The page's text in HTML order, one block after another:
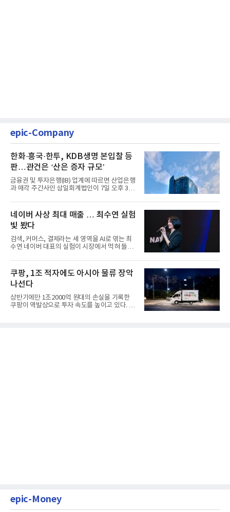
epic-Company
한화·흥국·한투, KDB생명 본입찰 등
판…관건은 ‘산은 증자 규모’
금융권 및 투자은행(IB) 업계에 따르면 산업은행
과 매각 주간사인 삼일회계법인이 7일 오후 3시
네이버 사상 최대 매출 … 최수연 실험
빛 봤다
검색, 커머스, 결제라는 세 영역을 AI로 엮는 최
수연 네이버 대표의 실험이 시장에서 먹혀 들어
쿠팡, 1조 적자에도 아시아 물류 장악
나선다
상반기에만 1조2000억 원대의 손실을 기록한
쿠팡이 역발상으로 투자 속도를 높이고 있다. 이
epic-Money